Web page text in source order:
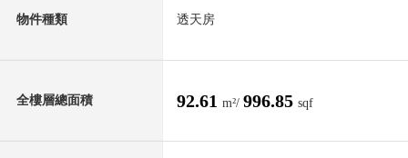
物件種類 透天房
全樓層總面積 92.61 m²/ 996.85 sqf